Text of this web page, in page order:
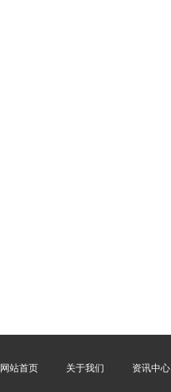
网站首页 关于我们 资讯中心